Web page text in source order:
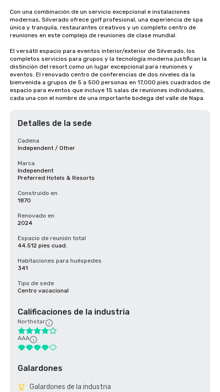
Con una combinación de un servicio excepcional e instalaciones
modernas, Silverado ofrece golf profesional, una experiencia de spa
única y tranquila, restaurantes creativos y un completo centro de
reuniones en este complejo de reuniones de clase mundial.
El versátil espacio para eventos interior/exterior de Silverado, los
completos servicios para grupos y la tecnología moderna justifican la
distinción del resort como un lugar excepcional para reuniones y
eventos. El renovado centro de conferencias de dos niveles da la
bienvenida a grupos de 5 a 500 personas en 17,000 pies cuadrados de
espacio para eventos que incluye 15 salas de reuniones individuales,
cada una con el nombre de una importante bodega del valle de Napa.
Detalles de la sede
Cadena
Independent / Other
Marca
Independent
Preferred Hotels & Resorts
Construido en
1870
Renovado en
2024
Espacio de reunión total
44.512 pies cuad.
Habitaciones para huéspedes
341
Tipo de sede
Centro vacacional
Calificaciones de la industria
Northstar
AAA
Galardones
Galardones de la industria